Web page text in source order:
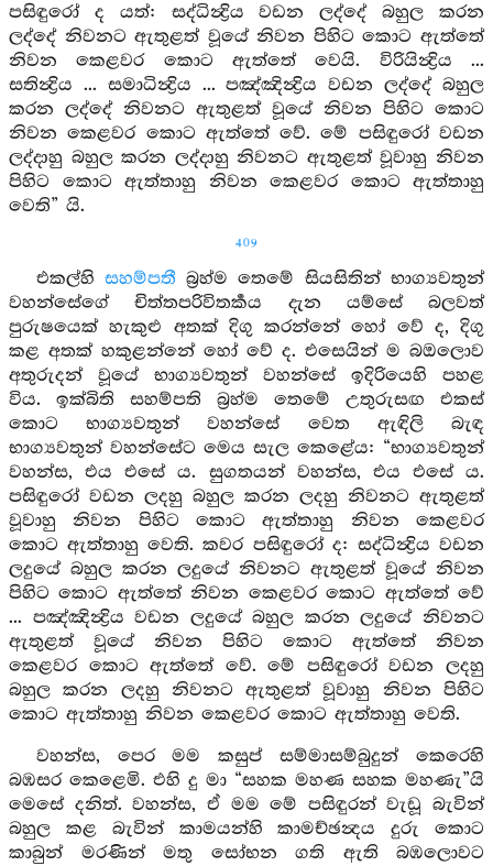
පසිඳුරෝ ද යත්: සද්ධින්‍ද්‍රිය වඩන ලද්දේ බහුල කරන
ලද්දේ නිවනට ඇතුළත් වූයේ නිවන පිහිට කොට ඇත්තේ
නිවන කෙළවර කොට ඇත්තේ වෙයි. විරියින්‍ද්‍රිය ...
සතින්‍ද්‍රිය ... සමාධින්‍ද්‍රිය ... පඤ්ඤින්‍ද්‍රිය වඩන ලද්දේ බහුල
කරන ලද්දේ නිවනට ඇතුළත් වූයේ නිවන පිහිට කොට
නිවන කෙළවර කොට ඇත්තේ වේ. මේ පසිඳුරෝ වඩන
ලද්දාහු බහුල කරන ලද්දාහු නිවනට ඇතුළත් වූවාහු නිවන
පිහිට කොට ඇත්තාහු නිවන කෙළවර කොට ඇත්තාහු
වෙති” යි.
409
එකල්හි සහම්පතී බ්‍රහ්ම තෙමේ සියසිතින් භාග්‍යවතුන්
වහන්සේගේ චිත්තපරිවිතර්‍කය දැන යම්සේ බලවත්
පුරුෂයෙක් හැකුළු අතක් දිගු කරන්නේ හෝ වේ ද, දිගු
කළ අතක් හකුළන්නේ හෝ වේ ද. එසෙයින් ම බඔලොව
අතුරුදන් වූයේ භාග්‍යවතුන් වහන්සේ ඉදිරියෙහි පහළ
විය. ඉක්බිති සහම්පති බ්‍රහ්ම තෙමේ උතුරුසඟ එකස්
කොට භාග්‍යවතුන් වහන්සේ වෙත ඇඳිලි බැඳ
භාග්‍යවතුන් වහන්සේට මෙය සැල කෙළේය: “භාග්‍යවතුන්
වහන්ස, එය එසේ ය. සුගතයන් වහන්ස, එය එසේ ය.
පසිඳුරෝ වඩන ලදහු බහුල කරන ලදහු නිවනට ඇතුළත්
වූවාහු නිවන පිහිට කොට ඇත්තාහු නිවන කෙළවර
කොට ඇත්තාහු වෙති. කවර පසිඳුරෝ ද: සද්ධින්‍ද්‍රිය වඩන
ලදුයේ බහුල කරන ලදුයේ නිවනට ඇතුළත් වූයේ නිවන
පිහිට කොට ඇත්තේ නිවන කෙළවර කොට ඇත්තේ වේ
... පඤ්ඤින්‍ද්‍රිය වඩන ලදුයේ බහුල කරන ලදුයේ නිවනට
ඇතුළත් වූයේ නිවන පිහිට කොට ඇත්තේ නිවන
කෙළවර කොට ඇත්තේ වේ. මේ පසිඳුරෝ වඩන ලදහු
බහුල කරන ලදහු නිවනට ඇතුළත් වූවාහු නිවන පිහිට
කොට ඇත්තාහු නිවන කෙළවර කොට ඇත්තාහු වෙති.
වහන්ස, පෙර මම කසුප් සම්මාසම්බුදුන් කෙරෙහි
බඹසර කෙළෙමි. එහි දු මා “සහක මහණ සහක මහණැ”යි
මෙසේ දනිත්. වහන්ස, ඒ මම මේ පසිඳුරන් වැඩූ බැවින්
බහුල කළ බැවින් කාමයන්හි කාමච්ඡන්‍දය දුරු කොට
කාබුන් මරණින් මතු සෝභන ගති ඇති බඹලොවට